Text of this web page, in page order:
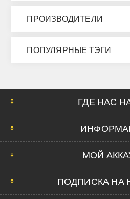
ПРОИЗВОДИТЕЛИ
ПОПУЛЯРНЫЕ ТЭГИ
ГДЕ НАС
МОЙ
ПОДПИСКА НА